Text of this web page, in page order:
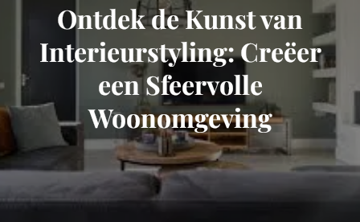
Ontdek de Kunst van
Interieurstyling: Creëer
een Sfeervolle
Woonomgeving